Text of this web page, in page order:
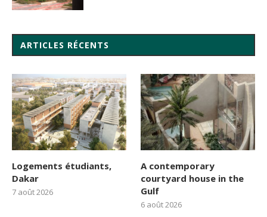
ARTICLES RÉCENTS
Logements étudiants,
Dakar
7 août 2026
A contemporary
courtyard house in the
Gulf
6 août 2026